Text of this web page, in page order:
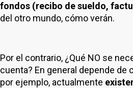
fondos (recibo de sueldo,
del otro mundo, cómo verán.
Por el contrario, ¿Qué NO se
cuenta? En general depende de
por ejemplo, actualmente